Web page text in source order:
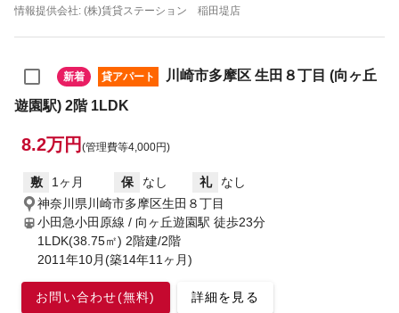
情報提供会社: (株)賃貸ステーション 稲田堤店
新着 貸アパート
川崎市多摩区 生田８丁目 (向ヶ丘
遊園駅) 2階 1LDK
8.2万円 (管理費等4,000円)
敷 1ヶ月 保 なし 礼
なし
神奈川県川崎市多摩区生田８丁目
小田急小田原線 / 向ヶ丘遊園駅 徒歩23分
1LDK(38.75㎡) 2階建/2階
2011年10月(築14年11ヶ月)
お問い合わせ(無料) 詳細を見る